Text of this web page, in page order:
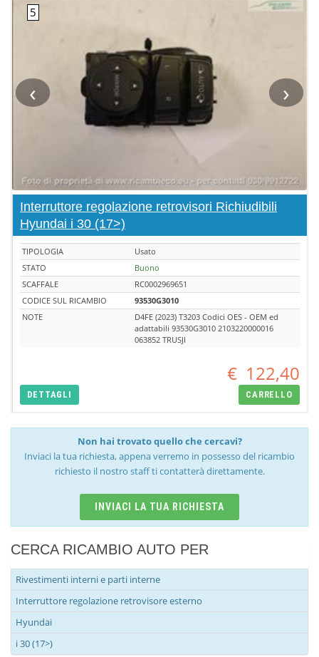
‹ ›
Interruttore regolazione retrovisori Richiudibili
Hyundai i 30 (17>)
TIPOLOGIA
Usato
STATO
Buono
SCAFFALE
RC0002969651
CODICE SUL RICAMBIO
93530G3010
NOTE
D4FE (2023) T3203 Codici OES - OEM ed
adattabili 93530G3010 2103220000016
063852 TRUSJI
€ 122,40
DETTAGLI CARRELLO
Non hai trovato quello che cercavi?
Inviaci la tua richiesta, appena verremo in possesso del ricambio
richiesto il nostro staff ti contatterà direttamente.
INVIACI LA TUA RICHIESTA
CERCA RICAMBIO AUTO PER
Rivestimenti interni e parti interne
Interruttore regolazione retrovisore esterno
Hyundai
i 30 (17>)